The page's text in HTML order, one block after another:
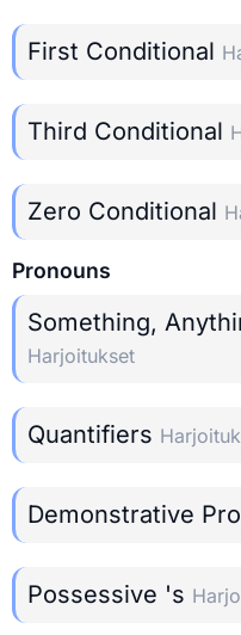
First Conditional
Third Conditional
Zero Conditional
Pronouns
Something,
Harjoitukset
Quantifiers
Demonstrative
Possessive 's